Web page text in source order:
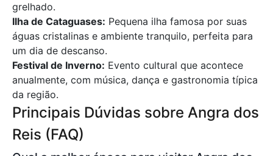
grelhado.
Ilha de Cataguases: Pequena ilha famosa por suas
águas cristalinas e ambiente tranquilo, perfeita para
um dia de descanso.
Festival de Inverno: Evento cultural que acontece
anualmente, com música, dança e gastronomia típica
da região.
Principais Dúvidas sobre Angra dos
Reis (FAQ)